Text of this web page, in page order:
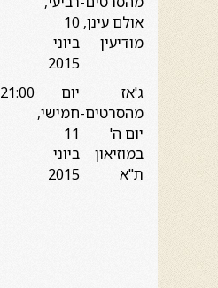
אולם עינן,
מודיעין
10
ביוני
2015
ג'אז
מהסרטים-
יום ה'
במוזיאון
ת"א
יום
חמישי,
11
ביוני
2015
21:00